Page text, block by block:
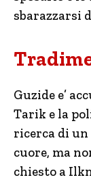
sbarazzarsi
Guzide e’
Tarik e la
ricerca di
cuore, ma
chiesto a